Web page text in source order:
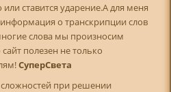
ставится ударение.А для меня
о транскрипции слов
слова мы произносим
полезен не только
СуперСвета
при решении